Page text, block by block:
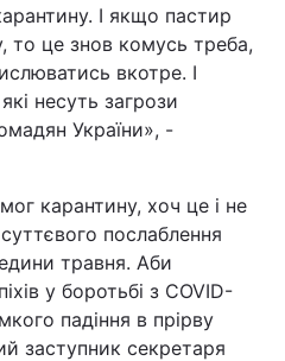
І якщо пастир
то це знов комусь треба,
вкотре. І
несуть загрози
України», -
карантину, хоч це і не
послаблення
травня. Аби
у боротьбі з COVID-
падіння в прірву
заступник секретаря